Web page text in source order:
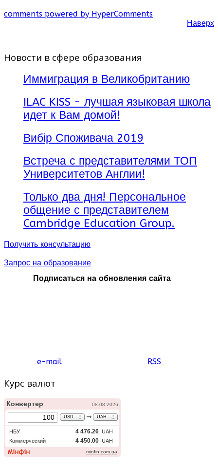
comments powered by HyperComments
Наверх
Новости в сфере образования
Иммиграция в Великобританию
ILAC KISS - лучшая языковая школа
идет к Вам домой!
Вибір Споживача 2019
Встреча с представителями ТОП
Университетов Англии!
Только два дня! Персональное
общение с представителем
Cambridge Education Group.
Получить консультацию
Запрос на образование
Подписаться на обновления сайта
e-mail RSS
Курс валют